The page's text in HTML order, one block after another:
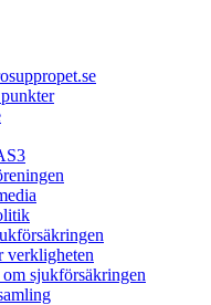
verkligheten
sjukförsäkringen